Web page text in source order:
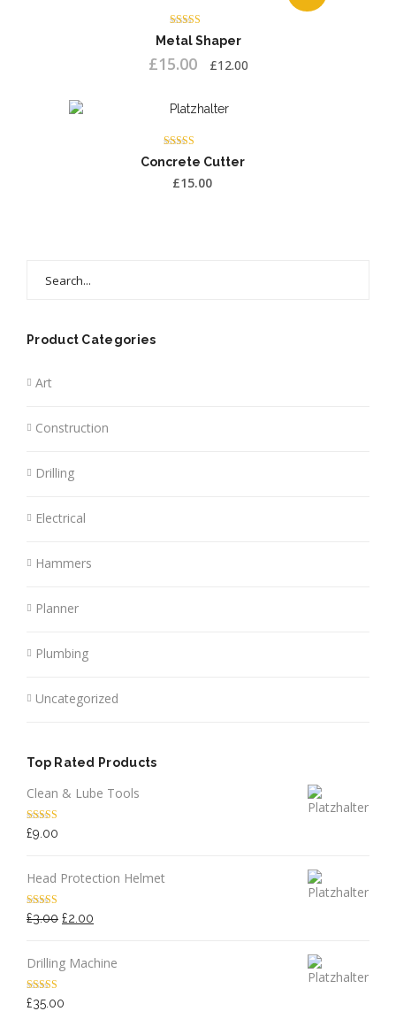
Bewertet
mit
4.00
von 5
Metal Shaper
£15.00
Ursprünglicher
£15.00
£12.00Aktueller
Bewertet
mit
4.00
von 5
Concrete Cutter
£15.00
Product Categories
Art
Construction
Drilling
Electrical
Hammers
Planner
Plumbing
Uncategorized
Top Rated Products
Clean & Lube Tools
Bewertet mit
5.00von 5
£9.00
Head Protection Helmet
Bewertet
mit 4.50
£3.00 Ursprünglicher
£3.00
£2.00
£2.00.
Drilling Machine
Bewertet
mit4.00
£35.00